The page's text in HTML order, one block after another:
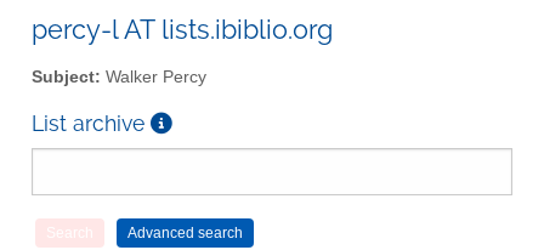
percy-l AT lists.ibiblio.org
Subject: Walker Percy
List archive